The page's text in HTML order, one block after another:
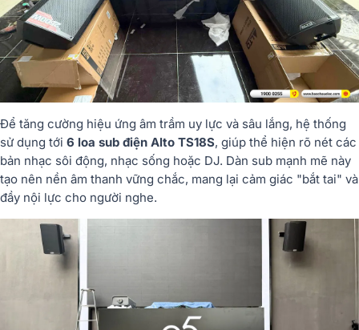
Để tăng cường hiệu ứng âm trầm uy lực và sâu lắng, hệ thống
sử dụng tới 6 loa sub điện Alto TS18S, giúp thể hiện rõ nét các
bản nhạc sôi động, nhạc sống hoặc DJ. Dàn sub mạnh mẽ này
tạo nên nền âm thanh vững chắc, mang lại cảm giác "bắt tai" và
đầy nội lực cho người nghe.